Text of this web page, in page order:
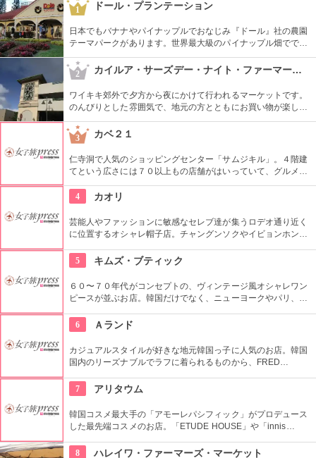
1 ドール・プランテーション
日本でもバナナやパイナップルでおなじみ『ドール』社の農園
テーマパークがあります。世界最大級のパイナップル畑ででき
た迷路やパイナップル・エキスプレスなど、大人も子供も楽し
めるアトラクションがあります。カワイイお土産もいっぱい。
2 カイルア・サーズデー・ナイト・ファーマーズ・マーケット
ワイキキ郊外で夕方から夜にかけて行われるマーケットです。
のんびりとした雰囲気で、地元の方とともにお買い物が楽しめ
ます。オーガニック野菜やフルーツ、焼きたてのパンなど、ハ
ワイ産のおいしいグルメが勢ぞろい。ちょうど、早めのディナ
ーに利用できそうですね。
3 カベ２１
仁寺洞で人気のショッピングセンター「サムジキル」。４階建
てという広さには７０以上もの店舗がはいっていて、グルメや
ショッピング、アート鑑賞なども。その中にあるコチラのお店
では螺細製品や乗り下など、韓国の伝統工芸品を取り扱い、お
4 カオリ
芸能人やファッションに敏感なセレブ達が集うロデオ通り近く
に位置するオシャレ帽子店。チャングンソクやイビョンホンな
物も。１つ１つ丁寧にこだわって作られているので丈夫で長持
ち。自分へのお土産にも最適。
5 キムズ・ブティック
６０〜７０年代がコンセプトの、ヴィンテージ風オシャレワン
ピースが並ぶお店。韓国だけでなく、ニューヨークやパリ、ロ
用とか。質感や柄だけでなく、素材の全てを韓国内で調達する
という徹底したこだわりと、リーズナブルなお値段で買える事
が人気の理由。
6 Ａランド
カジュアルスタイルが好きな地元韓国っ子に人気のお店。韓国
国内のリーズナブルでラフに着られるものから、FRED
ジものまで、各ジャンルのファッションをフロア別に楽しめる
のが特徴。
7 アリタウム
韓国コスメ最大手の「アモーレパシフィック」がプロデュース
した最先端コスメのお店。「ETUDE HOUSE」や「innis
など様々なコスメブランドがここで買える！！
8 ハレイワ・ファーマーズ・マーケット